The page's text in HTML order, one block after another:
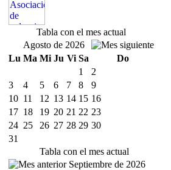
Tabla con el mes actual
Agosto de 2026
Lu Ma Mi Ju Vi Sa
Do
1
2
3
4 5 6 7 8
9
10 11 12 13 14 15 16
17 18 19 20 21 22 23
24 25 26 27 28 29 30
31
Tabla con el mes actual
Septiembre de 2026